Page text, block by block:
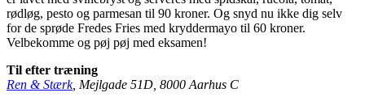
rødløg, pesto og parmesan til 90 kroner. Og snyd nu ikke dig selv
for de sprøde Fredes Fries med kryddermayo til 60 kroner.
Velbekomme og pøj pøj med eksamen!
Til efter træning
Ren & Stærk, Mejlgade 51D, 8000 Aarhus C